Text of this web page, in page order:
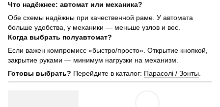
Что надёжнее: автомат или механика?
Обе схемы надёжны при качественной раме. У автомата
больше удобства, у механики — меньше узлов и вес.
Когда выбрать полуавтомат?
Если важен компромисс «быстро/просто». Открытие кнопкой,
закрытие руками — минимум нагрузки на механизм.
Готовы выбрать? Перейдите в каталог: Парасолі / Зонты